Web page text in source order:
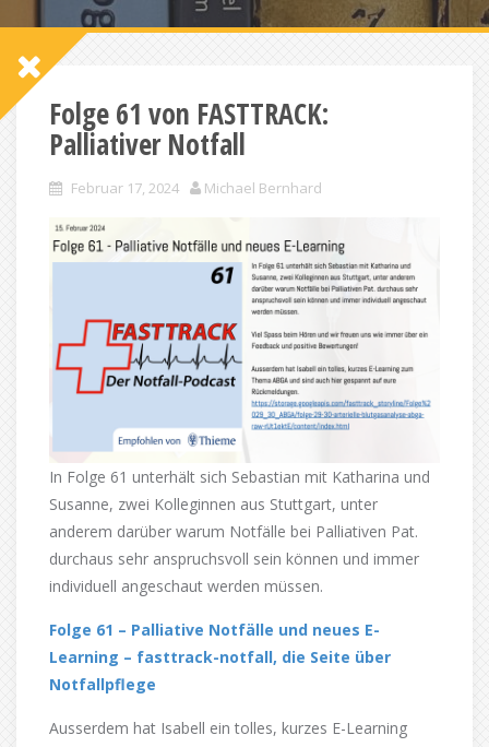
Folge 61 von FASTTRACK:
Palliativer Notfall
Februar 17, 2024 Michael Bernhard
In Folge 61 unterhält sich Sebastian mit Katharina und
Susanne, zwei Kolleginnen aus Stuttgart, unter
anderem darüber warum Notfälle bei Palliativen Pat.
durchaus sehr anspruchsvoll sein können und immer
individuell angeschaut werden müssen.
Folge 61 – Palliative Notfälle und neues E-
Learning – fasttrack-notfall, die Seite über
Notfallpflege
Ausserdem hat Isabell ein tolles, kurzes E-Learning